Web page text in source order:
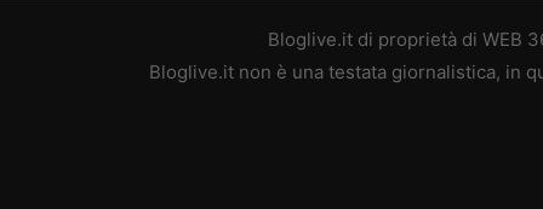
Bloglive.it di proprietà di WEB
Bloglive.it non è una testata giornalistica, in